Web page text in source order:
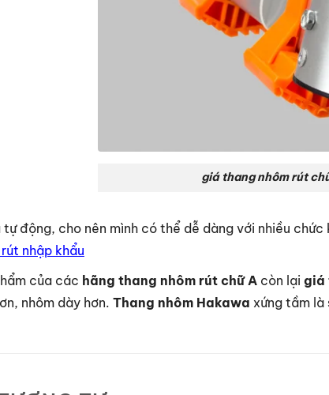
giá thang nhôm rút
động, cho nên mình có thể dễ dàng với nhiều
nhập khẩu
của các hãng thang nhôm rút chữ Acòn lại giá
nhôm dày hơn. Thang nhôm Hakawa xứng tầm là